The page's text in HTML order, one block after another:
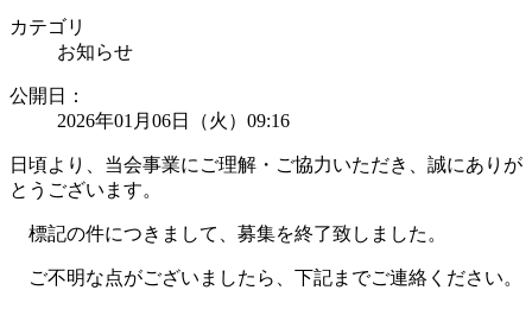
カテゴリ
お知らせ
公開日
：
2026年01月06日（火）09:16
日頃より、当会事業にご理解・ご協力いただき、誠にありが
とうございます。
標記の件につきまして、募集を終了致しました。
ご不明な点がございましたら、下記までご連絡ください。